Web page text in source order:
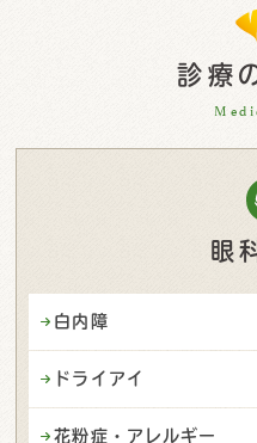
診療
眼
白内障
ドライアイ
花粉症・アレルギー